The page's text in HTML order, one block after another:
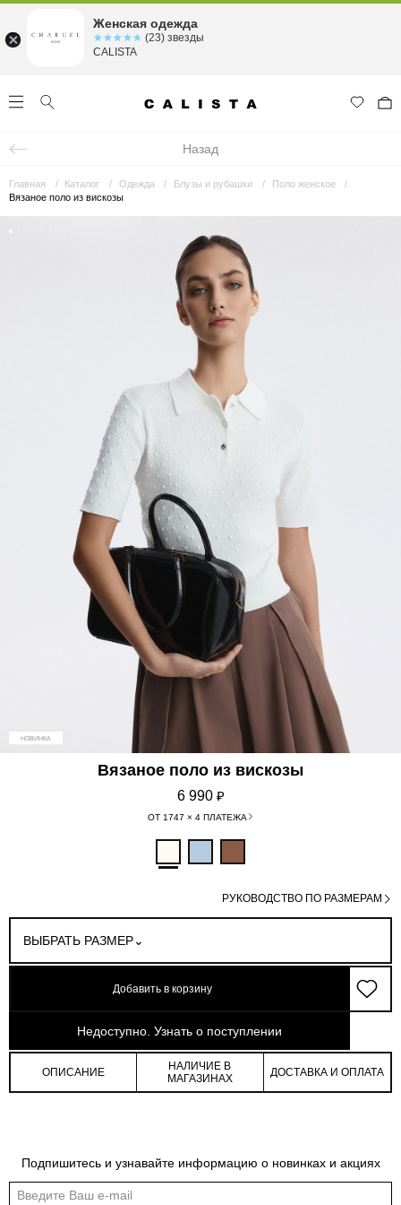
Назад
Главная Каталог Одежда Блузы и рубашки
Поло женское
Вязаное поло из вискозы
НОВИНКА
Вязаное поло из вискозы
6 990 ₽
ОТ 1747 × 4 ПЛАТЕЖА
ВЫБРАТЬ РАЗМЕР
РУКОВОДСТВО ПО РАЗМЕРАМ
Добавить в корзину
Недоступно. Узнать о поступлении
арт: 1-85702_20560-002
Общая таблица размеров показывает нашу стандартную размерную линейку
Международный
ОПИСАНИЕ
НАЛИЧИЕ В
МАГАЗИНАХ
ДОСТАВКА И ОПЛАТА
Подпишитесь и узнавайте информацию о новинках и акциях
Женская одежда
☆☆☆☆☆
★★★★★ (23) звезды
CALISTA